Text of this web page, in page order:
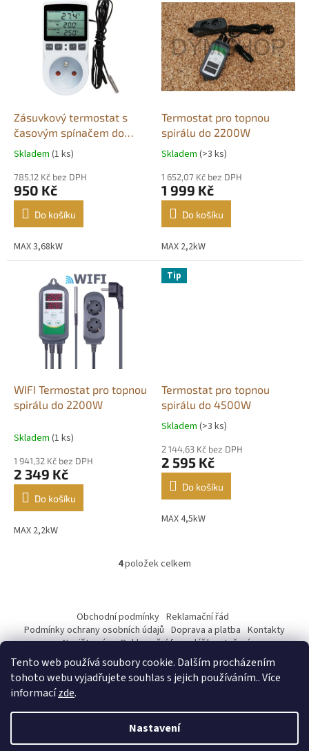
Tento web používá soubory cookie. Dalším procházením
tohoto webu vyjadřujete souhlas s jejich používáním.. Více
informacízde.
Nastavení
Zásuvkový termostat s
časovým spínačem do
3680W
Průměrné
produktu
je
5,0
hvězdiček.
Skladem (1 ks)
785,12 Kč bez DPH
950 Kč
Do košíku
MAX 3,68kW
Termostat pro topnou
spirálu do 2200W
Průměrné
produktu
je
4,6
hvězdiček.
Skladem (>3 ks)
1 652,07 Kč bez DPH
1 999 Kč
Do košíku
MAX 2,2kW
WIFI Termostat pro topnou
spirálu do 2200W
Skladem (1 ks)
1 941,32 Kč bez DPH
2 349 Kč
Do košíku
MAX 2,2kW
Tip
Termostat pro topnou
spirálu do 4500W
Průměrné
produktu
je
4,8
hvězdiček.
Skladem (>3 ks)
2 144,63 Kč bez DPH
2 595 Kč
Do košíku
MAX 4,5kW
O
d
a
í
p
k
y
v
4položek celkem
a
Obchodní podmínky Reklamační řád
Podmínky ochrany osobních údajů Doprava a platba Kontakty
Napište nám Reklamační formulář ke stažení
Mastercard 2
Vytvořil Shoptet